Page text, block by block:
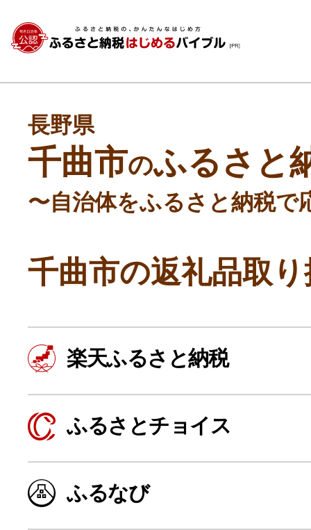
よく見られている返礼品
長野県
千曲市のふるさと
〜自治体をふるさと納税で
千曲市の返礼品取
楽天ふるさと納税
ふるさとチョイス
ふるなび